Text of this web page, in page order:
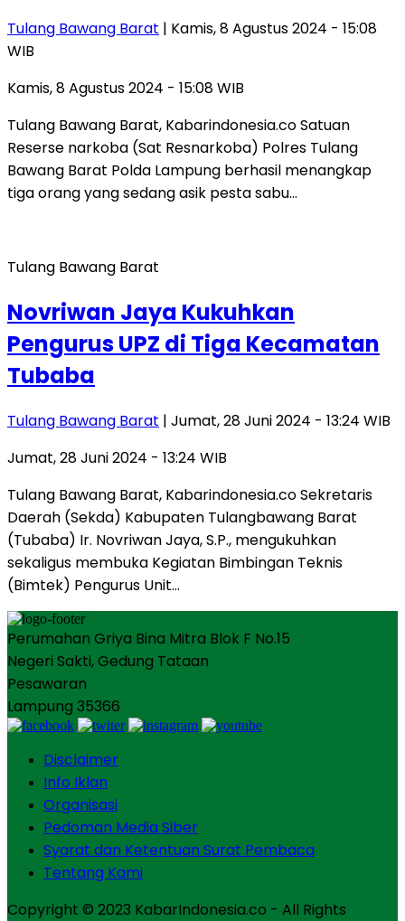
Tulang Bawang Barat | Kamis, 8 Agustus 2024 - 15:08
WIB
Kamis, 8 Agustus 2024 - 15:08 WIB
Tulang Bawang Barat, Kabarindonesia.co Satuan
Reserse narkoba (Sat Resnarkoba) Polres Tulang
Bawang Barat Polda Lampung berhasil menangkap
tiga orang yang sedang asik pesta sabu…
Tulang Bawang Barat
Novriwan Jaya Kukuhkan
Pengurus UPZ di Tiga Kecamatan
Tubaba
Tulang Bawang Barat | Jumat, 28 Juni 2024 - 13:24 WIB
Jumat, 28 Juni 2024 - 13:24 WIB
Tulang Bawang Barat, Kabarindonesia.co Sekretaris
Daerah (Sekda) Kabupaten Tulangbawang Barat
(Tubaba) Ir. Novriwan Jaya, S.P., mengukuhkan
sekaligus membuka Kegiatan Bimbingan Teknis
(Bimtek) Pengurus Unit…
Perumahan Griya Bina Mitra Blok F No.15
Negeri Sakti, Gedung Tataan
Pesawaran
Lampung 35366
Disclaimer
Info Iklan
Organisasi
Pedoman Media Siber
Syarat dan Ketentuan Surat Pembaca
Tentang Kami
Copyright © 2023 KabarIndonesia.co - All Rights